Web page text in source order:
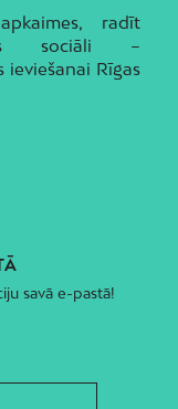
radīt
sociāli –
ieviešanai Rīgas
savā e-pastā!